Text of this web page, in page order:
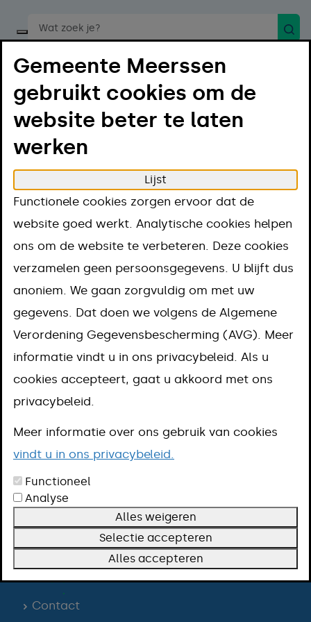
Start een spraakopdracht
Menu
Home Regelen
Bouwen en verbouwen
Huren en verhuren
Huren en
verhuren
Kamers verhuren
Leegstand pand tijdelijk verhuren
Woning splitsen in aparte zelfstandige
Contact
Gemeente Meerssen
gebruikt cookies om de
website beter te laten
werken
Lijst
Functionele cookies zorgen ervoor dat de
website goed werkt. Analytische cookies helpen
ons om de website te verbeteren. Deze cookies
verzamelen geen persoonsgegevens. U blijft dus
anoniem. We gaan zorgvuldig om met uw
gegevens. Dat doen we volgens de Algemene
Verordening Gegevensbescherming (AVG). Meer
informatie vindt u in ons privacybeleid. Als u
cookies accepteert, gaat u akkoord met ons
privacybeleid.
Meer informatie over ons gebruik van cookies
vindt u in ons privacybeleid.
Functioneel
Analyse
Alles weigeren
Selectie accepteren
Alles accepteren